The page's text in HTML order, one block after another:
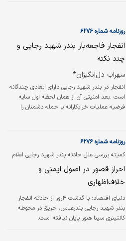
روزنامه شماره ۶۲۷۶
انفجار فاجعه‌بار بندر شهید رجایی و
چند نکته
سهراب دل‌انگیزان*
انفجار در بندر شهید رجایی دارای ابعادی چندگانه
است .بعد امنیتی آن از همان لحظه اول سایه
فرضیه عملیات خرابکارانه یا حمله دشمنان را
موضوع را بررسی و تدبیر کنند. ولی ابعاد اقتصادی
و اجتماعی آن موضوعی فراگیر و البته
حساسیت‌برانگیز است. از نگاه من این موضوع را
می‌توان با چند نکته بیشتر شکافت.
کمیته بررسی علل حادثه بندر شهید رجایی اعلام
روزنامه شماره ۶۲۷۶
احراز قصور در اصول ایمنی و
خلاف‌اظهاری
دنیای اقتصاد: با گذشت ۴روز از حادثه انفجار
بندر شهید رجایی بندرعباس، حریق در محوطه
کانتینری سینا هنوز پایان نیافته است.